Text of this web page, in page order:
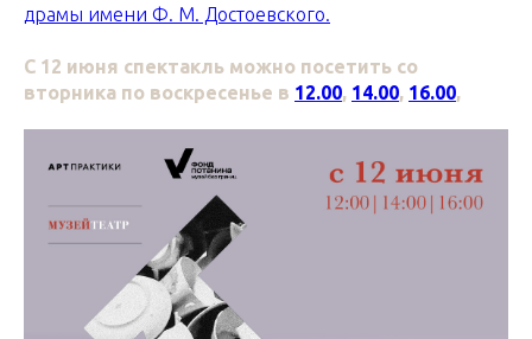
драмы имени Ф. М. Достоевского.
С 12 июня спектакль можно посетить со
вторника по воскресенье в 12.00, 14.00, 16.00,